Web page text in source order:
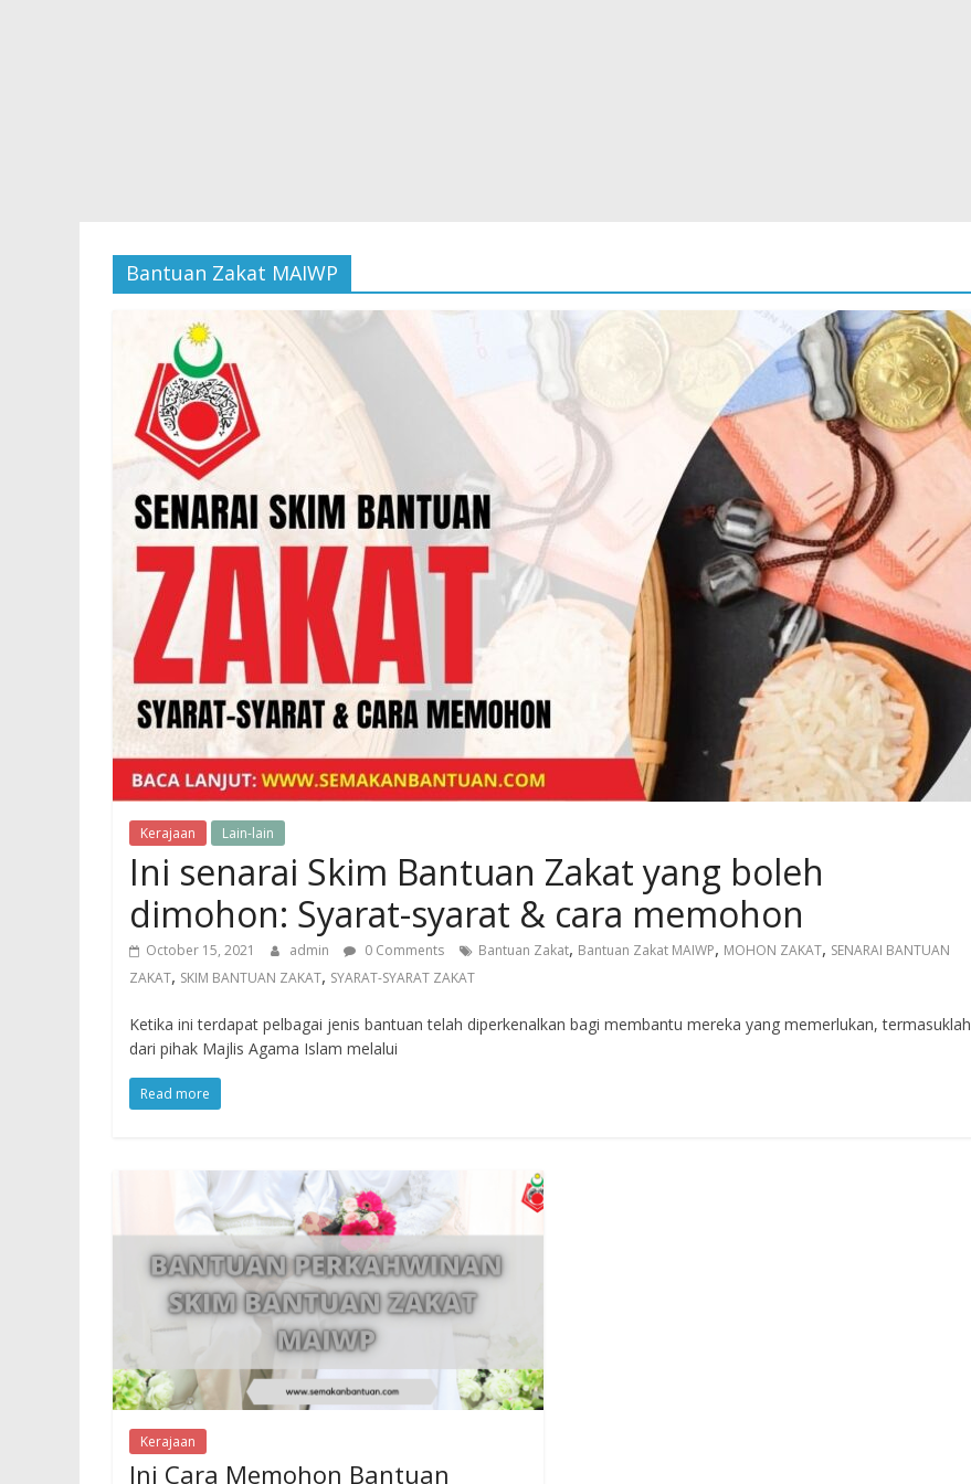
Bantuan Zakat MAIWP
Kerajaan Lain-lain
Ini senarai Skim Bantuan Zakat yang boleh
dimohon: Syarat-syarat & cara memohon
October 15, 2021 admin 0 Comments Bantuan Zakat, Bantuan Zakat MAIWP, MOHON ZAKAT, SENARAI BANTUAN
ZAKAT, SKIM BANTUAN ZAKAT, SYARAT-SYARAT ZAKAT
Ketika ini terdapat pelbagai jenis bantuan telah diperkenalkan bagi membantu mereka yang memerlukan, termasuklah
dari pihak Majlis Agama Islam melalui
Read more
Kerajaan
Ini Cara Memohon Bantuan